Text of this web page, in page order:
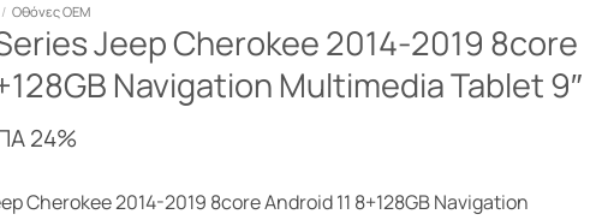
/ Οθόνες OEM
Jeep Cherokee 2014-2019 8core
Navigation Multimedia Tablet 9″
24%
Cherokee 2014-2019 8core Android 11 8+128GB Navigation